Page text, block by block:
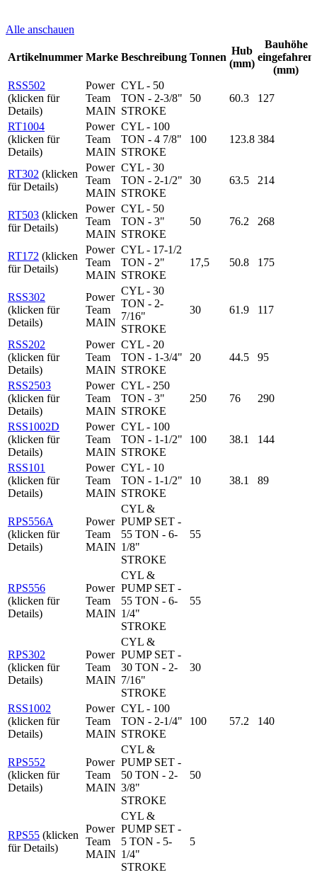
Alle anschauen
Artikelnummer Marke Beschreibung Tonnen
Hub
(mm)
Bauhöhe
eingefahren
(mm)
RSS502
(klicken für
Details)
Power
Team
MAIN
CYL - 50
TON - 2-3/8"
STROKE
50 60.3 127
RT1004
(klicken für
Details)
Power
Team
MAIN
CYL - 100
TON - 4 7/8"
STROKE
100 123.8 384
RT302 (klicken
für Details)
Power
Team
MAIN
CYL - 30
TON - 2-1/2"
STROKE
30 63.5 214
RT503 (klicken
für Details)
Power
Team
MAIN
CYL - 50
TON - 3"
STROKE
50 76.2 268
RT172 (klicken
für Details)
Power
Team
MAIN
CYL - 17-1/2
TON - 2"
STROKE
17,5 50.8 175
RSS302
(klicken für
Details)
Power
Team
MAIN
CYL - 30
TON - 2-
7/16"
STROKE
30 61.9 117
RSS202
(klicken für
Details)
Power
Team
MAIN
CYL - 20
TON - 1-3/4"
STROKE
20 44.5 95
RSS2503
(klicken für
Details)
Power
Team
MAIN
CYL - 250
TON - 3"
STROKE
250 76 290
RSS1002D
(klicken für
Details)
Power
Team
MAIN
CYL - 100
TON - 1-1/2"
STROKE
100 38.1 144
RSS101
(klicken für
Details)
Power
Team
MAIN
CYL - 10
TON - 1-1/2"
STROKE
10 38.1 89
RPS556A
(klicken für
Details)
Power
Team
MAIN
CYL &
PUMP SET -
55 TON - 6-
1/8"
STROKE
55
RPS556
(klicken für
Details)
Power
Team
MAIN
CYL &
PUMP SET -
55 TON - 6-
1/4"
STROKE
55
RPS302
(klicken für
Details)
Power
Team
MAIN
CYL &
PUMP SET -
30 TON - 2-
7/16"
STROKE
30
RSS1002
(klicken für
Details)
Power
Team
MAIN
CYL - 100
TON - 2-1/4"
STROKE
100 57.2 140
RPS552
(klicken für
Details)
Power
Team
MAIN
CYL &
PUMP SET -
50 TON - 2-
3/8"
STROKE
50
RPS55 (klicken
für Details)
Power
Team
MAIN
CYL &
PUMP SET -
5 TON - 5-
1/4"
STROKE
5